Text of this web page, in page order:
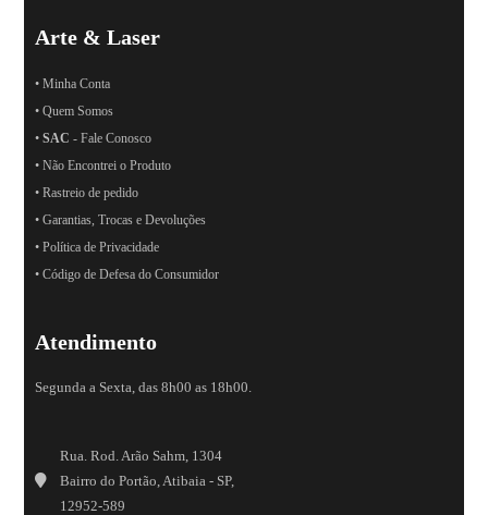
Arte & Laser
• Minha Conta
• Quem Somos
•SAC - Fale Conosco
• Não Encontrei o Produto
• Rastreio de pedido
• Garantias, Trocas e Devoluções
• Política de Privacidade
• Código de Defesa do Consumidor
Atendimento
Segunda a Sexta, das 8h00 as 18h00.
Rua. Rod. Arão Sahm, 1304
Bairro do Portão, Atibaia - SP,
12952-589